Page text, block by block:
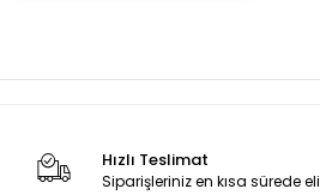
Hızlı Teslimat
Siparişleriniz en kısa sürede